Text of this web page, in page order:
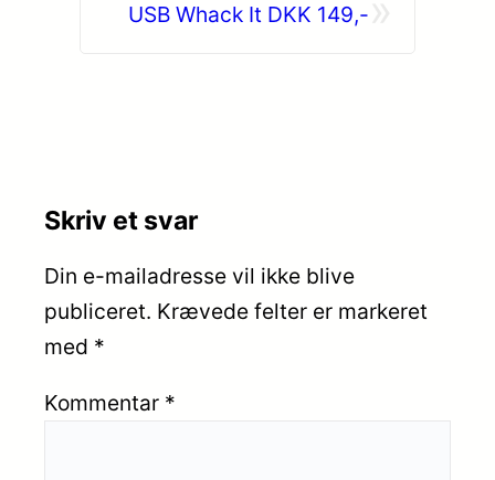
USB Whack It DKK 149,-
Skriv et svar
Din e-mailadresse vil ikke blive
publiceret. Krævede felter er markeret
med *
Kommentar *